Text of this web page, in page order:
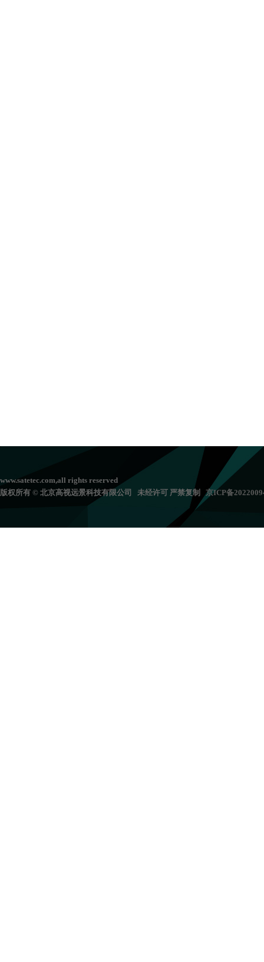
www.satetec.com,all rights reserved
版权所有 © 北京高视远景科技有限公司 未经许可 严禁复制京ICP备